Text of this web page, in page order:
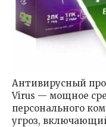
Антивирусный
Virus — мощное
персонального
угроз,